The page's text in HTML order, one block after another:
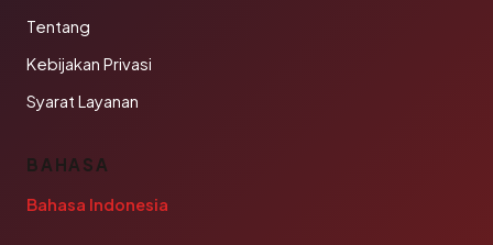
Tentang
Kebijakan Privasi
Syarat Layanan
BAHASA
Bahasa Indonesia